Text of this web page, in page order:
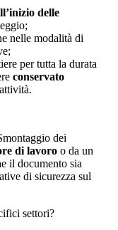
delle
nelle modalità di
per tutta la durata
conservato
dei
di lavoro o da un
il documento sia
di sicurezza sul
settori?